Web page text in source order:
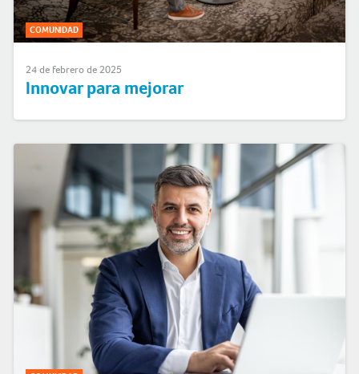
COMUNIDAD
24 de febrero de 2025
Innovar para mejorar